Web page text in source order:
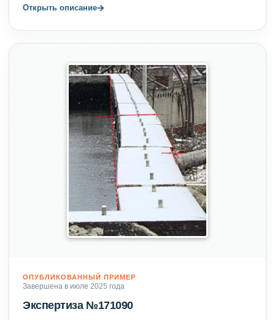
Открыть описание→
ОПУБЛИКОВАННЫЙ ПРИМЕР
Завершена в июле 2025 года
Экспертиза №171090